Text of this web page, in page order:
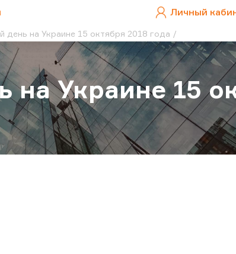
Личный
день на Украине 15 октября 2018 года
на Украине 15